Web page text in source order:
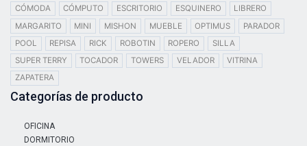
CÓMODA
CÓMPUTO ESCRITORIO ESQUINERO
LIBRERO
MARGARITO
MINI MISHON MUEBLE OPTIMUS
PARADOR
POOL
REPISA RICK ROBOTIN ROPERO
SILLA
SUPER TERRY
TOCADOR TOWERS VELADOR
VITRINA
ZAPATERA
Categorías de producto
OFICINA
DORMITORIO